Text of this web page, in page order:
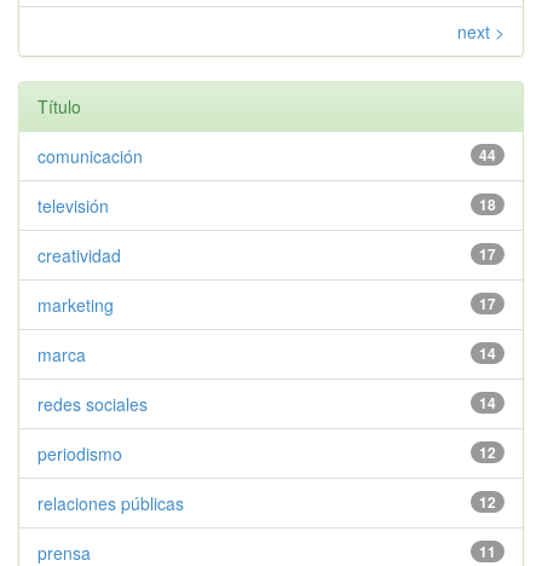
next >
Título
44
comunicación
18
televisión
17
creatividad
17
marketing
14
marca
14
redes sociales
12
periodismo
12
relaciones públicas
11
prensa